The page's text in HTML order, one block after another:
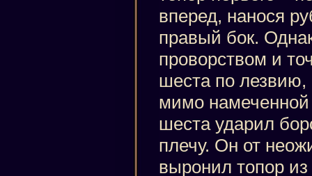
вперед, нанося
правый бок.
проворством и
шеста по лезвию,
мимо намеченной
шеста ударил
плечу. Он от
выронил топор